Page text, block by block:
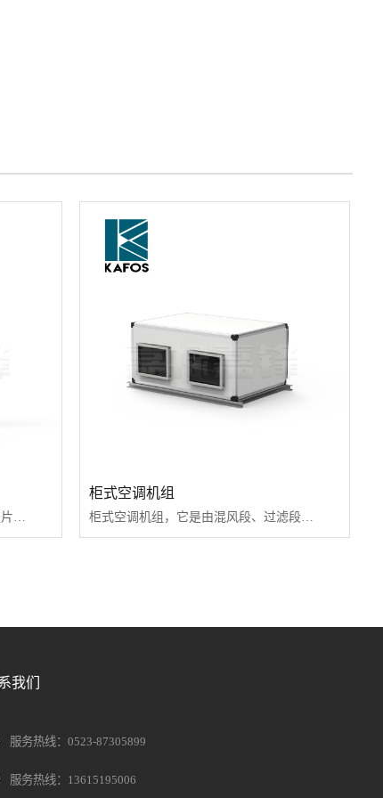
柜式空调机组
柜式空调机组，它是由混风段、过滤段、表冷段、加湿段、风机段组成，由冷冻水经蒸发器蒸发，通过风机进行换热转换而成。
我们
服务热线：0523-87305899
服务热线：13615195006